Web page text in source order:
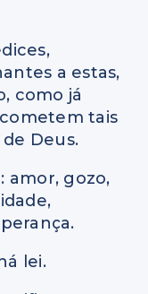
a estas,
como já
tais
Deus.
amor, gozo,
lei.